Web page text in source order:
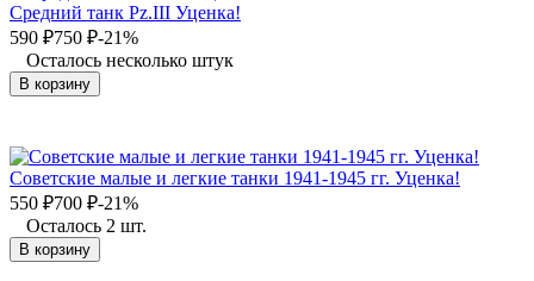
Средний танк Pz.III Уценка!
590 ₽750 ₽-21%
Осталось несколько штук
В корзину
Советские малые и легкие танки 1941-1945 гг. Уценка!
550 ₽700 ₽-21%
Осталось 2 шт.
В корзину